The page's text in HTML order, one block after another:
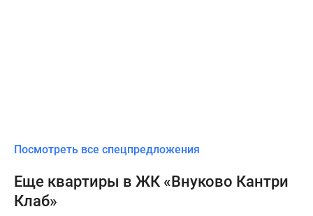
Посмотреть все спецпредложения
Еще квартиры в ЖК «Внуково Кантри
Клаб»